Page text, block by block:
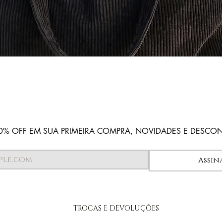
OFF EM SUA PRIMEIRA COMPRA, NOVIDADES E
TROCAS E DEVOLUÇÕES